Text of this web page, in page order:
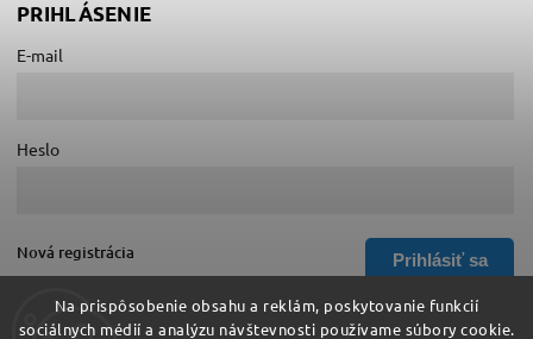
Na prispôsobenie obsahu a reklám, poskytovanie funkcií
sociálnych médií a analýzu návštevnosti používame súbory cookie.
PRIHLÁSENIE
E-mail
Heslo
Prihlásiť sa
Nová registrácia
Zabudnuté heslo